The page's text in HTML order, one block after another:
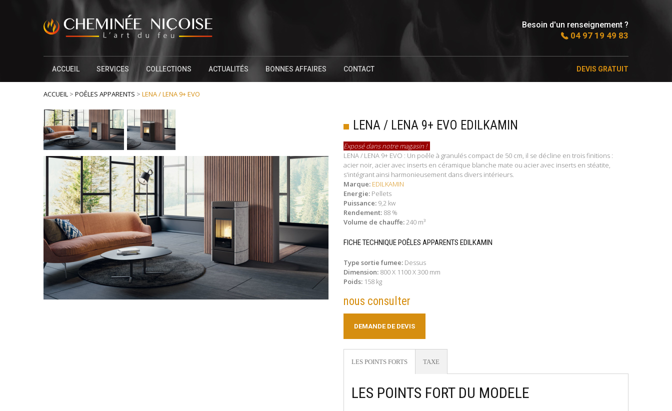
Besoin d'un renseignement ?
04 97 19 49 83
ACCUEIL SERVICES COLLECTIONS ACTUALITÉS BONNES AFFAIRES CONTACT DEVIS GRATUIT
ACCUEIL > POÊLES APPARENTS > LENA / LENA 9+ EVO
LENA / LENA 9+ EVO EDILKAMIN
Exposé dans notre magasin !
LENA / LENA 9+ EVO : Un poêle à granulés compact de 50 cm, il se décline en trois finitions :
acier noir, acier avec inserts en céramique blanche mate ou acier avec inserts en stéatite,
s'intégrant ainsi harmonieusement dans divers intérieurs.
Marque: EDILKAMIN
Energie: Pellets
Puissance: 9,2 kw
Rendement: 88 %
Volume de chauffe: 240 m³
FICHE TECHNIQUE POÊLES APPARENTS EDILKAMIN
Type sortie fumee: Dessus
Dimension: 800 X 1100 X 300 mm
Poids: 158 kg
nous consulter
DEMANDE DE DEVIS
LES POINTS FORTS TAXE
LES POINTS FORT DU MODELE